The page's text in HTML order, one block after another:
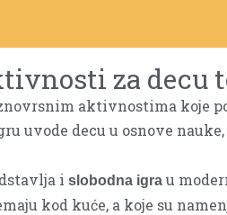
za decu
aktivnostima koje
uvode decu u osnove
i slobodna igra u
kod kuće, a koje su